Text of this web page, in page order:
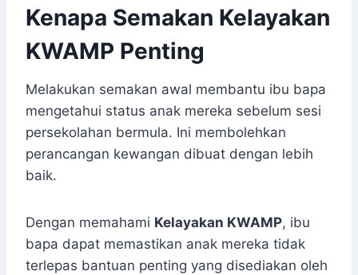
Kenapa Semakan Kelayakan
KWAMP Penting
Melakukan semakan awal membantu ibu bapa
mengetahui status anak mereka sebelum sesi
persekolahan bermula. Ini membolehkan
perancangan kewangan dibuat dengan lebih
baik.
Dengan memahami Kelayakan KWAMP, ibu
bapa dapat memastikan anak mereka tidak
terlepas bantuan penting yang disediakan oleh